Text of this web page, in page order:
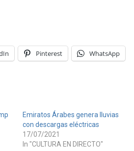
Pinterest WhatsApp
Emiratos Árabes genera lluvias
con descargas eléctricas
17/07/2021
In "CULTURA EN DIRECTO"